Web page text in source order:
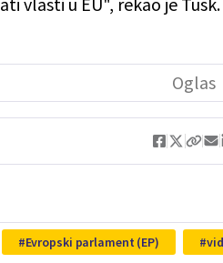
Evropski parlament (EP)